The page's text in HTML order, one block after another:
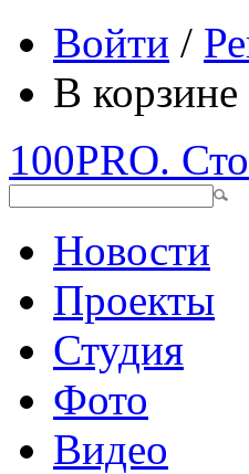
Войти /
В корзине
100PRO.
Новости
Проекты
Студия
Фото
Видео